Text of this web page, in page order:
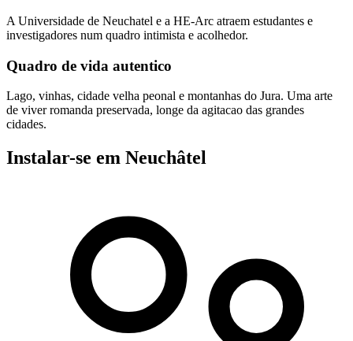
A Universidade de Neuchatel e a HE-Arc atraem estudantes e
investigadores num quadro intimista e acolhedor.
Quadro de vida autentico
Lago, vinhas, cidade velha peonal e montanhas do Jura. Uma arte
de viver romanda preservada, longe da agitacao das grandes
cidades.
Instalar-se em Neuchâtel